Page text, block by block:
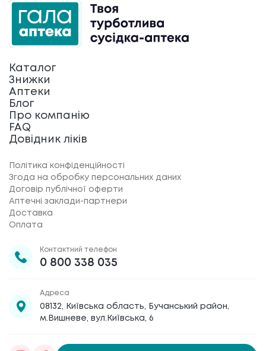
Каталог
Знижки
Аптеки
Блог
Про компанію
FAQ
Довідник ліків
Політика конфіденційності
Згода на обробку персональних даних
Договір публічної оферти
Аптечні заклади-партнери
Доставка
Оплата
Контактний телефон
0 800 338 035
Адреса
08132, Київська область, Бучанський район,
м.Вишневе, вул.Київська, 6